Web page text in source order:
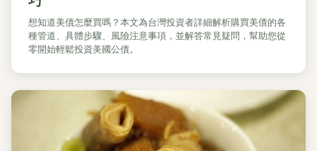
想知道美債怎麼買嗎？本文為台灣投資者詳細解析購買美債的各
種管道、具體步驟、風險注意事項，並解答常見疑問，幫助您從
零開始輕鬆投資美國公債。